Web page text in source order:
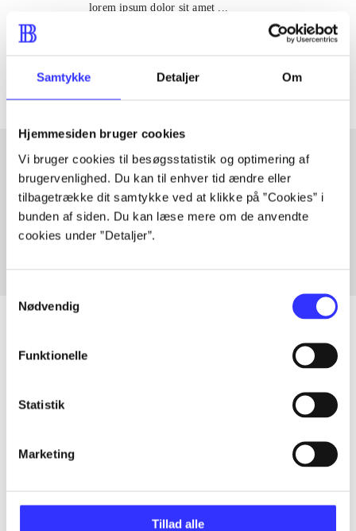
Samtykke Detaljer Om
Hjemmesiden bruger cookies
Vi bruger cookies til besøgsstatistik og optimering af
brugervenlighed. Du kan til enhver tid ændre eller
tilbagetrække dit samtykke ved at klikke på ”Cookies” i
bunden af siden. Du kan læse mere om de anvendte
cookies under ”Detaljer”.
Nødvendig
Funktionelle
Statistik
Marketing
Tillad alle
lorem ipsum dolor sit amet ...
Artikler med samme emner
Fra